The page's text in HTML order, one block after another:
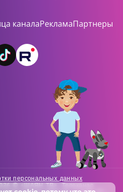
каналаРекламаПартнеры
персональных данных
© «ШАЯН ТВ». Телеканал